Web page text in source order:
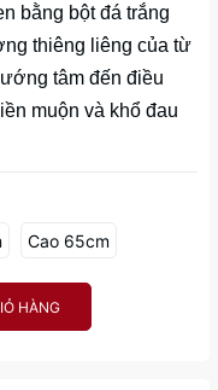
bằng bột đá trắng
thiêng liêng của từ
tâm đến điều
muộn và khổ đau
Cao 65cm
HÀNG